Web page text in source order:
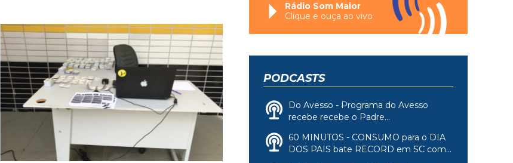
Rádio Som Maior
Clique e ouça ao vivo
PODCASTS
Do Avesso - Programa do Avesso
recebe recebe o Padre...
60 MINUTOS - CONSUMO para o DIA
DOS PAIS bate RECORD em SC com...